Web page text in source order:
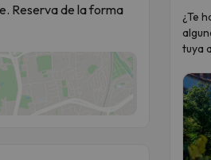
Reserva de la forma
¿Te
tuya